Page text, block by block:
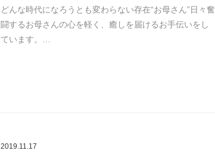
どんな時代になろうとも変わらない存在“お母さん”日々奮
闘するお母さんの心を軽く、癒しを届けるお手伝いをし
ています。…
2019.11.17